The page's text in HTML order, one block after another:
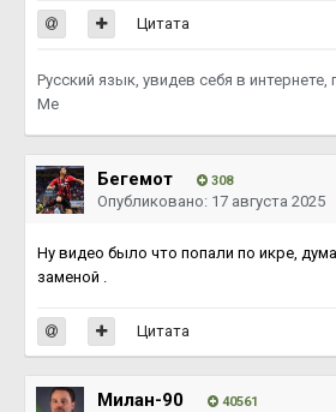
Цитата
Русский язык, увидев себя в интернете,
Me
Бегемот 308
Опубликовано: 17 августа 2025
Ну видео было что попали по икре,
заменой .
Цитата
Милан-90 40561